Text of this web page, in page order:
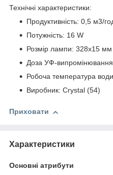
Технічні характеристики:
Продуктивність: 0,5 м3/
Потужність: 16 W
Розмір лампи: 328х15 мм
Доза УФ-
Робоча температура
Виробник: Crystal (54)
Приховати
Характеристики
Основні атрибути